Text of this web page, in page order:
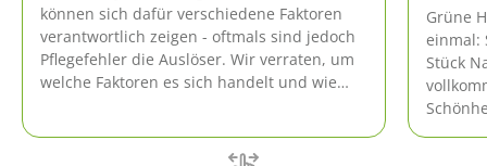
können sich dafür verschiedene Faktoren
verantwortlich zeigen - oftmals sind jedoch
Pflegefehler die Auslöser. Wir verraten, um
welche Faktoren es sich handelt und wie
Grüne
einmal:
Stück